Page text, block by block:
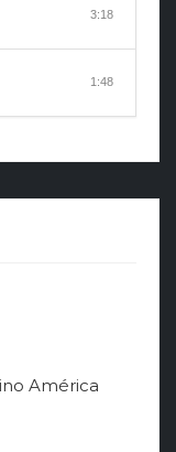
3:18
1:48
América